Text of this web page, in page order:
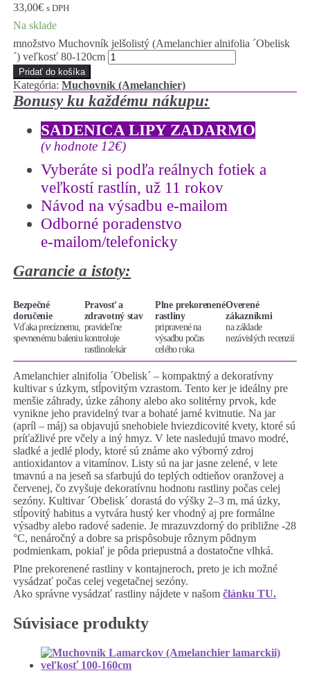
33,00€ s DPH
Na sklade
množstvo Muchovník jelšolistý (Amelanchier alnifolia ´Obelisk
´) veľkosť 80-120cm
Pridať do košíka
Kategória:Muchovník (Amelanchier)
Bonusy ku každému nákupu:
SADENICA LIPY ZADARMO
(v hodnote 12€)
Vyberáte si podľa reálnych fotiek a
veľkostí rastlín, už 11 rokov
Návod na výsadbu e-mailom
Odborné poradenstvo
e-mailom/telefonicky
Garancie a istoty:
Bezpečné
doručenie
Vďaka precíznemu,
spevnenému baleniu
Pravosť a
zdravotný stav
pravideľne
kontroluje
rastlinolekár
Plne prekorenené
rastliny
pripravené na
výsadbu počas
celého roka
Overené
zákazníkmi
na základe
nezávislých recenzií
Amelanchier alnifolia ´Obelisk´ – kompaktný a dekoratívny
kultivar s úzkym, stĺpovitým vzrastom. Tento ker je ideálny pre
menšie záhrady, úzke záhony alebo ako solitérny prvok, kde
vynikne jeho pravidelný tvar a bohaté jarné kvitnutie. Na jar
(apríl – máj) sa objavujú snehobiele hviezdicovité kvety, ktoré sú
príťažlivé pre včely a iný hmyz. V lete nasledujú tmavo modré,
sladké a jedlé plody, ktoré sú známe ako výborný zdroj
antioxidantov a vitamínov. Listy sú na jar jasne zelené, v lete
tmavnú a na jeseň sa sfarbujú do teplých odtieňov oranžovej a
červenej, čo zvyšuje dekoratívnu hodnotu rastliny počas celej
sezóny. Kultivar ´Obelisk´ dorastá do výšky 2–3 m, má úzky,
stĺpovitý habitus a vytvára hustý ker vhodný aj pre formálne
výsadby alebo radové sadenie. Je mrazuvzdorný do približne -28
°C, nenáročný a dobre sa prispôsobuje rôznym pôdnym
podmienkam, pokiaľ je pôda priepustná a dostatočne vlhká.
Plne prekorenené rastliny v kontajneroch, preto je ich možné
vysádzať počas celej vegetačnej sezóny.
Ako správne vysádzať rastliny nájdete v našomčlánku TU.
Súvisiace produkty